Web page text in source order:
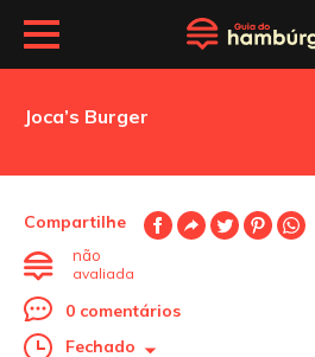
Joca’s Burger
Compartilhe
não
avaliada
0 comentários
Fechado